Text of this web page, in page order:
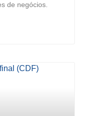
de negócios.